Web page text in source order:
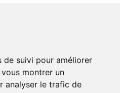
de suivi pour améliorer
montrer un
analyser le trafic de